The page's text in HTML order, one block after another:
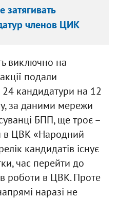
членов ЦИК
виключно на
подали
24 кандидатури на 12
за даними мережи
БПП, ще троє –
в ЦВК «Народний
кандидатів існує
час перейти до
роботи в ЦВК. Проте
наразі не